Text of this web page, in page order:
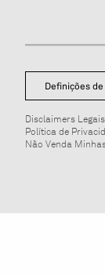
Definições
Disclaimers Legais
Política de
Não Venda